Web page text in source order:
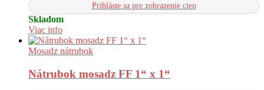
Prihláste sa pre zobrazenie cien
Skladom
Viac info
Mosadz nátrubok
Nátrubok mosadz FF 1“ x 1“